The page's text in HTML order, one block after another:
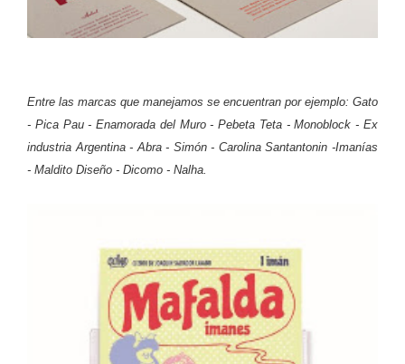
Entre las marcas que manejamos se encuentran por ejemplo: Gato
- Pica Pau - Enamorada del Muro - Pebeta Teta - Monoblock - Ex
industria Argentina - Abra - Simón - Carolina Santantonin -Imanías
- Maldito Diseño - Dicomo - Nalha.